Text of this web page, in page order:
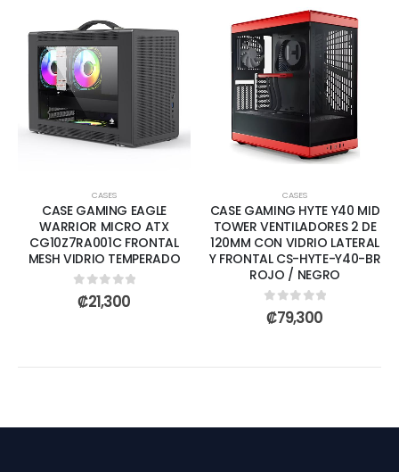
CASES
CASE GAMING EAGLE
WARRIOR MICRO ATX
CG10Z7RA001C FRONTAL
MESH VIDRIO TEMPERADO
0out of 5
₡21,300
CASES
CASE GAMING HYTE Y40 MID
TOWER VENTILADORES 2 DE
120MM CON VIDRIO LATERAL
Y FRONTAL CS-HYTE-Y40-BR
ROJO / NEGRO
0out of 5
₡79,300